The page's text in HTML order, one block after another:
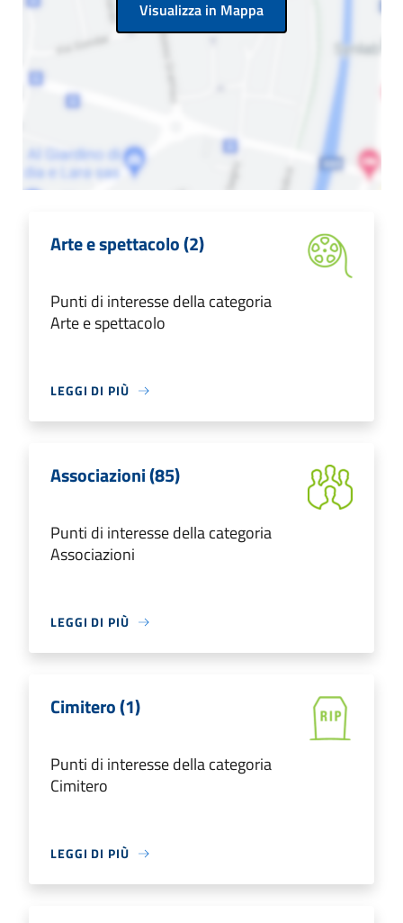
Visualizza in Mappa
Arte e spettacolo (2)
Punti di interesse della categoria
Arte e spettacolo
LEGGI DI PIÙ
Associazioni (85)
Punti di interesse della categoria
Associazioni
LEGGI DI PIÙ
Cimitero (1)
Punti di interesse della categoria
Cimitero
LEGGI DI PIÙ